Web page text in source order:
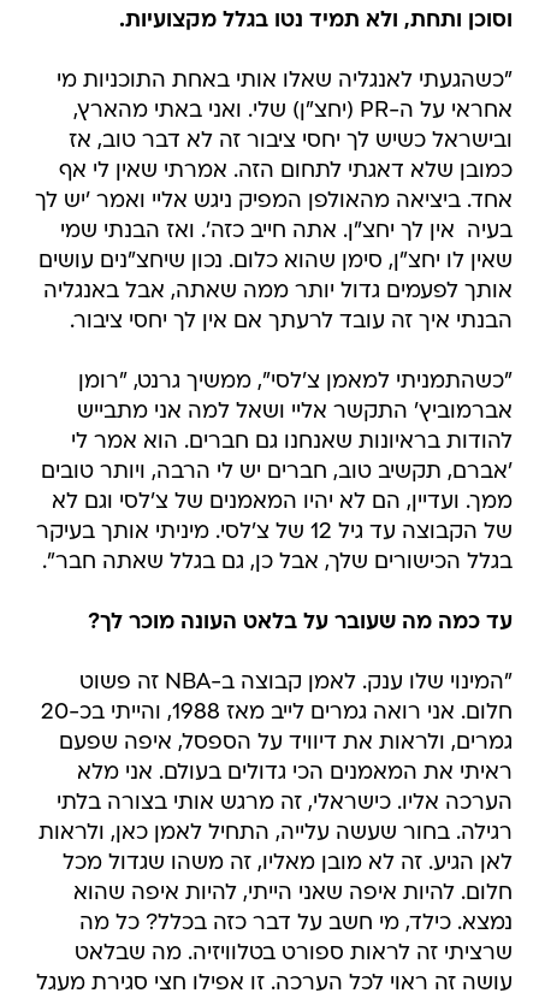
וסוכן ותחת, ולא תמיד נטו בגלל מקצועיות.
"כשהגעתי לאנגליה שאלו אותי באחת התוכניות מי
אחראי על ה-PR (יחצ"ן) שלי. ואני באתי מהארץ,
ובישראל כשיש לך יחסי ציבור זה לא דבר טוב, אז
כמובן שלא דאגתי לתחום הזה. אמרתי שאין לי אף
אחד. ביציאה מהאולפן המפיק ניגש אליי ואמר 'יש לך
בעיה  אין לך יחצ"ן. אתה חייב כזה'. ואז הבנתי שמי
שאין לו יחצ"ן, סימן שהוא כלום. נכון שיחצ"נים עושים
אותך לפעמים גדול יותר ממה שאתה, אבל באנגליה
הבנתי איך זה עובד לרעתך אם אין לך יחסי ציבור.
"כשהתמניתי למאמן צ'לסי", ממשיך גרנט, "רומן
אברמוביץ' התקשר אליי ושאל למה אני מתבייש
להודות בראיונות שאנחנו גם חברים. הוא אמר לי
'אברם, תקשיב טוב, חברים יש לי הרבה, ויותר טובים
ממך. ועדיין, הם לא יהיו המאמנים של צ'לסי וגם לא
של הקבוצה עד גיל 12 של צ'לסי. מיניתי אותך בעיקר
בגלל הכישורים שלך, אבל כן, גם בגלל שאתה חבר".
עד כמה מה שעובר על בלאט העונה מוכר לך?
"המינוי שלו ענק. לאמן קבוצה ב-NBA זה פשוט
חלום. אני רואה גמרים לייב מאז 1988, והייתי בכ-20
גמרים, ולראות את דיוויד על הספסל, איפה שפעם
ראיתי את המאמנים הכי גדולים בעולם. אני מלא
הערכה אליו. כישראלי, זה מרגש אותי בצורה בלתי
רגילה. בחור שעשה עלייה, התחיל לאמן כאן, ולראות
לאן הגיע. זה לא מובן מאליו, זה משהו שגדול מכל
חלום. להיות איפה שאני הייתי, להיות איפה שהוא
נמצא. כילד, מי חשב על דבר כזה בכלל? כל מה
שרציתי זה לראות ספורט בטלוויזיה. מה שבלאט
עושה זה ראוי לכל הערכה. זו אפילו חצי סגירת מעגל